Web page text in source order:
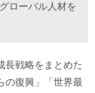
ローバル人材を
長戦略をまとめた
の復興」「世界最